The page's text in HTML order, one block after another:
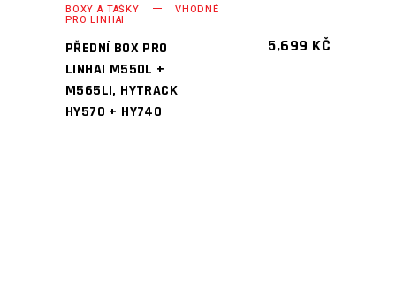
BOXY A TAŠKY VHODNÉ
PRO LINHAI
PŘEDNÍ BOX PRO
LINHAI M550L +
M565LI, HYTRACK
HY570 + HY740
5,699 KČ